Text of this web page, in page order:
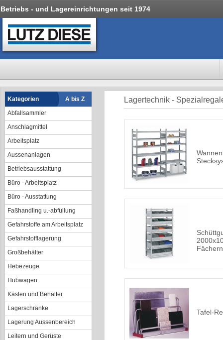
Betriebs - und Lagereinrichtungen seit 1974
Kategorien
A bis Z
Abfallsammler
Anschlagmittel
Arbeitsplatz
Aussenanlagen
Betriebsausstattung
Büro - Arbeitsplatz
Büro - Ausstattung
Faßhandling u.-abfüllung
Gefahrstoffe am Arbeitsplatz
Gefahrstofflagerung
Großbehälter
Hebezeuge
Hubwagen
Kästen und Behälter
Lagerschränke
Lagerung Aussenbereich
Leitern und Gerüste
Lagertechnik -
Fächern
Tafel-